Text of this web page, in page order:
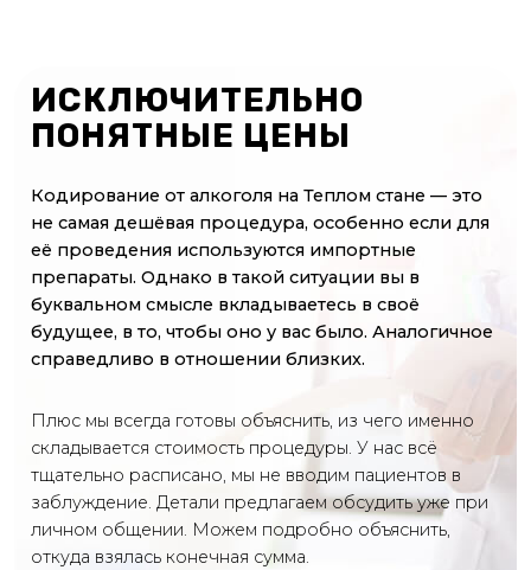
ИСКЛЮЧИТЕЛЬНО
ПОНЯТНЫЕ ЦЕНЫ
Кодирование от алкоголя на Теплом стане — это
не самая дешёвая процедура, особенно если для
её проведения используются импортные
препараты. Однако в такой ситуации вы в
буквальном смысле вкладываетесь в своё
будущее, в то, чтобы оно у вас было. Аналогичное
справедливо в отношении близких.
Плюс мы всегда готовы объяснить, из чего именно
складывается стоимость процедуры. У нас всё
тщательно расписано, мы не вводим пациентов в
заблуждение. Детали предлагаем обсудить уже при
личном общении. Можем подробно объяснить,
откуда взялась конечная сумма.